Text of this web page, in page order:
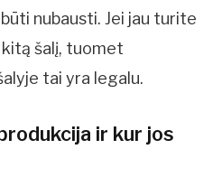
nubausti. Jei jau turite
šalį, tuomet
tai yra legalu.
ir kur jos